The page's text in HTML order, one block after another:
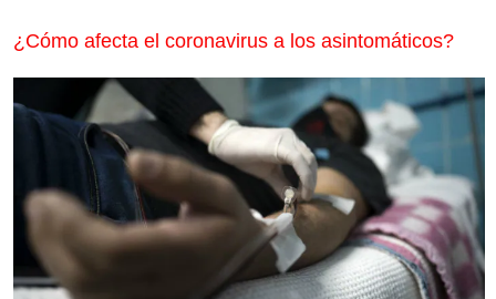
¿Cómo afecta el coronavirus a los asintomáticos?